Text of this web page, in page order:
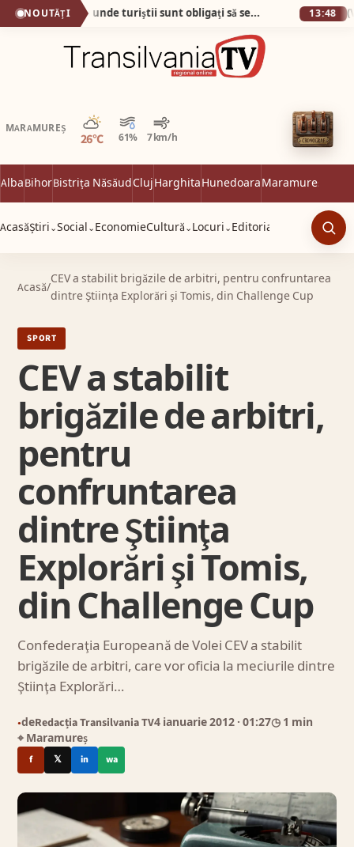
NOUTĂȚI Plaja din Tunisia unde turiștii sunt obligați să se descalțe! Nisipul e atât de fin încât pare cernut prin sită! 13:48
MARAMUREȘ
26°C 61% 7 km/h
Parțial noros
AlbaBihorBistrița NăsăudClujHarghitaHunedoaraMaramureș
AcasăȘtiri ⌄Social ⌄ EconomieCultură ⌄ Locuri ⌄ Editorial
Acasă/
CEV a stabilit brigăzile de arbitri, pentru confruntarea
dintre Ştiinţa Explorări şi Tomis, din Challenge Cup
SPORT
CEV a stabilit
brigăzile de arbitri,
pentru
confruntarea
dintre Ştiinţa
Explorări şi Tomis,
din Challenge Cup
Confederaţia Europeană de Volei CEV a stabilit
brigăzile de arbitri, care vor oficia la meciurile dintre
Ştiinţa Explorări…
●deRedacția Transilvania TV4 ianuarie 2012 · 01:27◷ 1 min
⌖ Maramureș
f 𝕏 in wa